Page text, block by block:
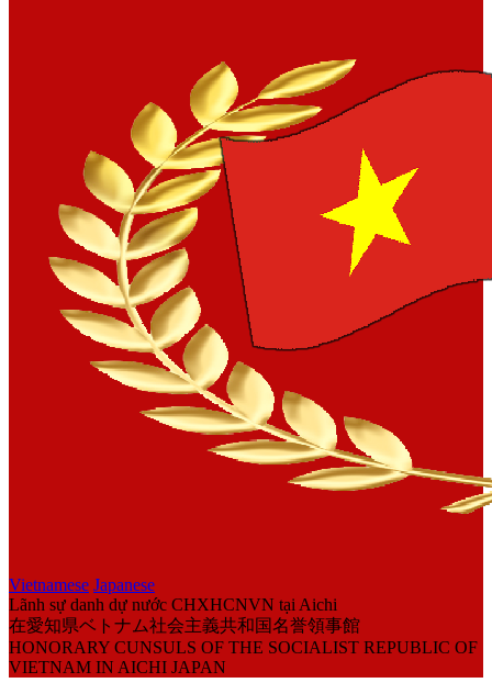
Vietnamese Japanese
Lãnh sự danh dự nước CHXHCNVN tại Aichi
在愛知県ベトナム社会主義共和国名誉領事館
HONORARY CUNSULS OF THE SOCIALIST REPUBLIC OF
VIETNAM IN AICHI JAPAN